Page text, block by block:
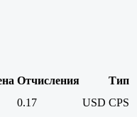
Отчисления
Тип
0.17 USD CPS